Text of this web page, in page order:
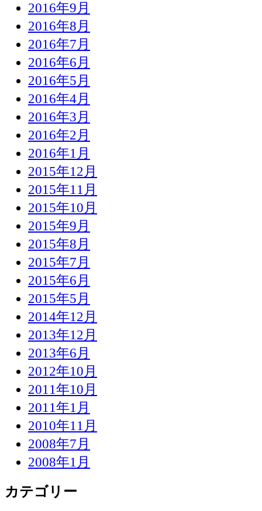
2016年9月
2016年8月
2016年7月
2016年6月
2016年5月
2016年4月
2016年3月
2016年2月
2016年1月
2015年12月
2015年11月
2015年10月
2015年9月
2015年8月
2015年7月
2015年6月
2015年5月
2014年12月
2013年12月
2013年6月
2012年10月
2011年10月
2011年1月
2010年11月
2008年7月
2008年1月
カテゴリー